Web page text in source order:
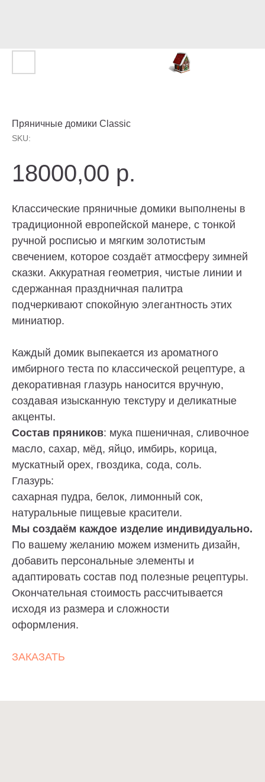
Пряничные домики Classic
SKU:
18000,00 р.
Классические пряничные домики выполнены в
традиционной европейской манере, с тонкой
ручной росписью и мягким золотистым
свечением, которое создаёт атмосферу зимней
сказки. Аккуратная геометрия, чистые линии и
сдержанная праздничная палитра
подчеркивают спокойную элегантность этих
миниатюр.
Каждый домик выпекается из ароматного
имбирного теста по классической рецептуре, а
декоративная глазурь наносится вручную,
создавая изысканную текстуру и деликатные
акценты.
Состав пряников: мука пшеничная, сливочное
масло, сахар, мёд, яйцо, имбирь, корица,
мускатный орех, гвоздика, сода, соль.
Глазурь:
сахарная пудра, белок, лимонный сок,
натуральные пищевые красители.
Мы создаём каждое изделие индивидуально.
По вашему желанию можем изменить дизайн,
добавить персональные элементы и
адаптировать состав под полезные рецептуры.
Окончательная стоимость рассчитывается
исходя из размера и сложности
оформления.
ЗАКАЗАТЬ
Торт без сахара, торт без глютена, торт без
лактозы? — Пожалуйста. Просто скажите о
своих предпочтениях. И конечно, отрисуем эскиз
по Вашему описанию и воплотим любые
пожелания в торте.
Cake-Story